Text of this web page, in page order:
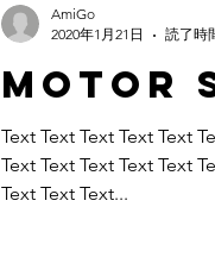
Motor
Text Text Text Text Text
Text Text Text Text Text
Text Text Text...
AmiGo
2020年1月21日
読了時